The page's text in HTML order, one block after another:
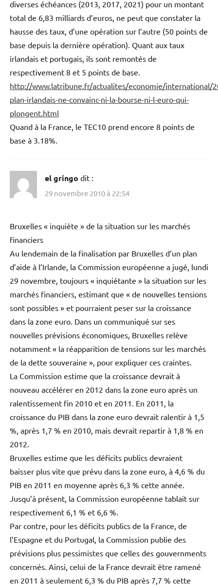
diverses échéances (2013, 2017, 2021) pour un montant
total de 6,83 milliards d’euros, ne peut que constater la
hausse des taux, d’une opération sur l’autre (50 points de
base depuis la dernière opération). Quant aux taux
irlandais et portugais, ils sont remontés de
respectivement 8 et 5 points de base.
http://www.latribune.fr/actualites/economie/international/
plan-irlandais-ne-convainc-ni-la-bourse-ni-l-euro-qui-
plongent.html
Quand à la France, le TEC10 prend encore 8 points de
base à 3.18%.
el gringo dit :
29 novembre 2010 à 22:54
Bruxelles « inquiète » de la situation sur les marchés
financiers
Au lendemain de la finalisation par Bruxelles d’un plan
d’aide à l’Irlande, la Commission européenne a jugé, lundi
29 novembre, toujours « inquiétante » la situation sur les
marchés financiers, estimant que « de nouvelles tensions
sont possibles » et pourraient peser sur la croissance
dans la zone euro. Dans un communiqué sur ses
nouvelles prévisions économiques, Bruxelles relève
notamment « la réapparition de tensions sur les marchés
de la dette souveraine », pour expliquer ces craintes.
La Commission estime que la croissance devrait à
nouveau accélérer en 2012 dans la zone euro après un
ralentissement fin 2010 et en 2011. En 2011, la
croissance du PIB dans la zone euro devrait ralentir à 1,5
%, après 1,7 % en 2010, mais devrait repartir à 1,8 % en
2012.
Bruxelles estime que les déficits publics devraient
baisser plus vite que prévu dans la zone euro, à 4,6 % du
PIB en 2011 en moyenne après 6,3 % cette année.
Jusqu’à présent, la Commission européenne tablait sur
respectivement 6,1 % et 6,6 %.
Par contre, pour les déficits publics de la France, de
l’Espagne et du Portugal, la Commission publie des
prévisions plus pessimistes que celles des gouvernments
concernés. Ainsi, celui de la France devrait être ramené
en 2011 à seulement 6,3 % du PIB après 7,7 % cette